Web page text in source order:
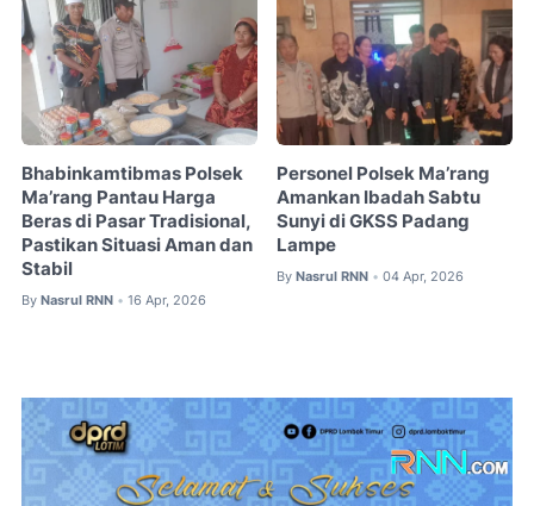
Bhabinkamtibmas Polsek
Ma’rang Pantau Harga
Beras di Pasar Tradisional,
Pastikan Situasi Aman dan
Stabil
By Nasrul RNN • 16 Apr, 2026
Personel Polsek Ma’rang
Amankan Ibadah Sabtu
Sunyi di GKSS Padang
Lampe
By Nasrul RNN • 04 Apr, 2026